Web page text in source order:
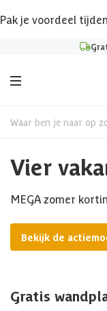
Pak je voordeel
Waar ben je naar op
Vier
MEGA zomer
Bekijk de
Gratis